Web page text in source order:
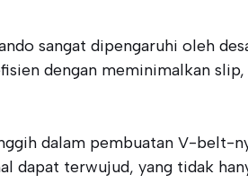
sangat dipengaruhi oleh
dengan meminimalkan
dalam pembuatan V-belt-
dapat terwujud, yang tidak